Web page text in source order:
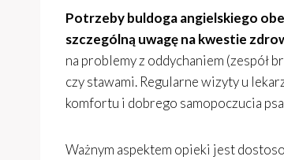
Potrzeby buldoga angielskiego
szczególną uwagę na kwestie
na problemy z oddychaniem (zespół
czy stawami. Regularne wizyty u
komfortu i dobrego samopoczucia
Ważnym aspektem opieki jest